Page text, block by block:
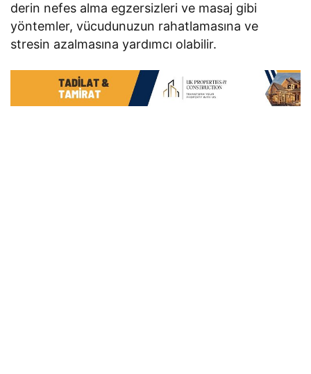
derin nefes alma egzersizleri ve masaj gibi
yöntemler, vücudunuzun rahatlamasına ve
stresin azalmasına yardımcı olabilir.